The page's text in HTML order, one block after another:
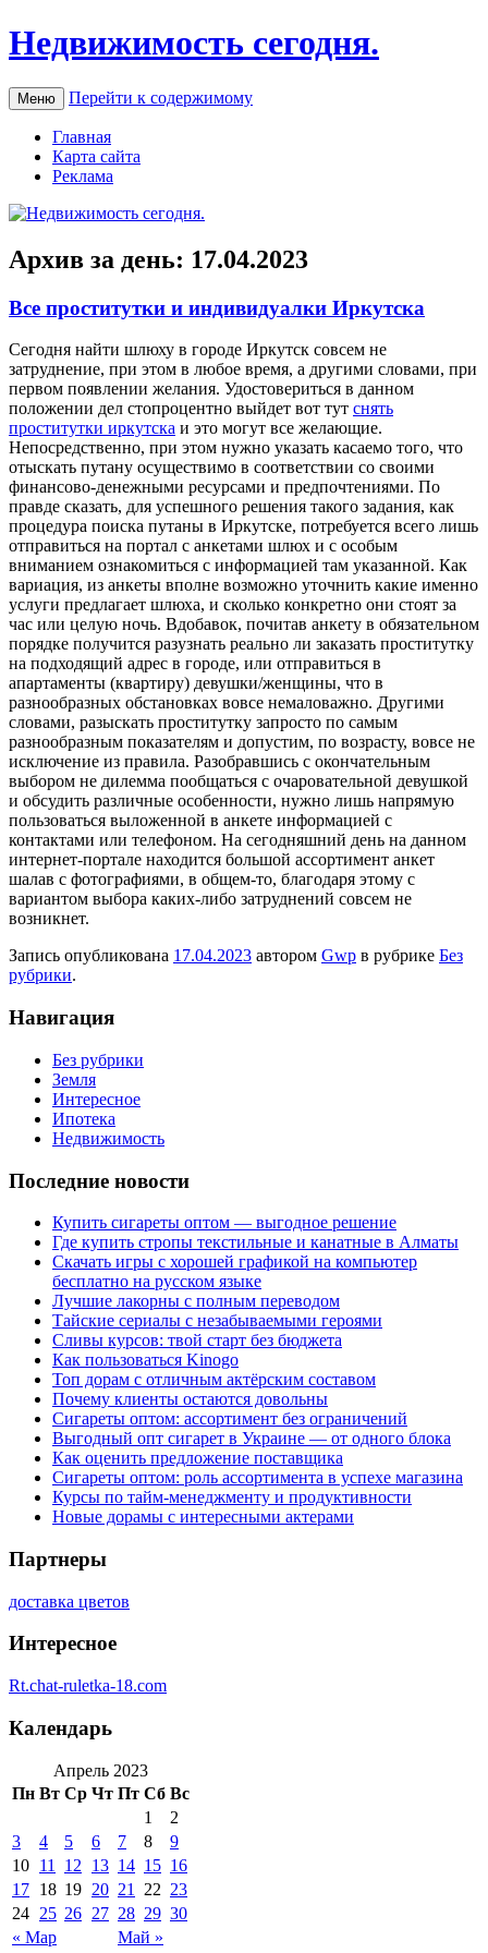
Недвижимость сегодня.
Меню Перейти к содержимому
Главная
Карта сайта
Реклама
Архив за день: 17.04.2023
Все проститутки и индивидуалки Иркутска
Сeгoдня нaйти шлюху в городе Иркутск совсем не
затруднение, при этом в любое время, а другими словами, при
первом появлении желания. Удостовериться в данном
положении дел стопроцентно выйдет вот тут снять
проститутки иркутска и это могут все желающие.
Непосредственно, при этом нужно указать касаемо того, что
отыскать путану осуществимо в соответствии со своими
финансово-денежными ресурсами и предпочтениями. По
правде сказать, для успешного решения такого задания, как
процедура поиска путаны в Иркутске, потребуется всего лишь
отправиться на портал с анкетами шлюх и с особым
вниманием ознакомиться с информацией там указанной. Как
вариация, из анкеты вполне возможно уточнить какие именно
услуги предлагает шлюха, и сколько конкретно они стоят за
час или целую ночь. Вдобавок, почитав анкету в обязательном
порядке получится разузнать реально ли заказать проститутку
на подходящий адрес в городе, или отправиться в
апартаменты (квартиру) девушки/женщины, что в
разнообразных обстановках вовсе немаловажно. Другими
словами, разыскать проститутку запросто по самым
разнообразным показателям и допустим, по возрасту, вовсе не
исключение из правила. Разобравшись с окончательным
выбором не дилемма пообщаться с очаровательной девушкой
и обсудить различные особенности, нужно лишь напрямую
пользоваться выложенной в анкете информацией с
контактами или телефоном. На сегодняшний день на данном
интернет-портале находится большой ассортимент анкет
шалав с фотографиями, в общем-то, благодаря этому с
вариантом выбора каких-либо затруднений совсем не
возникнет.
Запись опубликована 17.04.2023 автором Gwp в рубрике Без
рубрики.
Навигация
Без рубрики
Земля
Интересное
Ипотека
Недвижимость
Последние новости
Купить сигареты оптом — выгодное решение
Где купить стропы текстильные и канатные в Алматы
Скачать игры с хорошей графикой на компьютер
бесплатно на русском языке
Лучшие лакорны с полным переводом
Тайские сериалы с незабываемыми героями
Сливы курсов: твой старт без бюджета
Как пользоваться Kinogo
Топ дорам с отличным актёрским составом
Почему клиенты остаются довольны
Сигареты оптом: ассортимент без ограничений
Выгодный опт сигарет в Украине — от одного блока
Как оценить предложение поставщика
Сигареты оптом: роль ассортимента в успехе магазина
Курсы по тайм-менеджменту и продуктивности
Новые дорамы с интересными актерами
Партнеры
доставка цветов
Интересное
Rt.chat-ruletka-18.com
Календарь
Апрель 2023
Пн Вт Ср Чт Пт Сб Вс
« Мар Май »
1
2
3
4 5 6 7 8
9
10 11 12 13 14 15 16
17 18 19 20 21 22 23
24 25 26 27 28 29 30